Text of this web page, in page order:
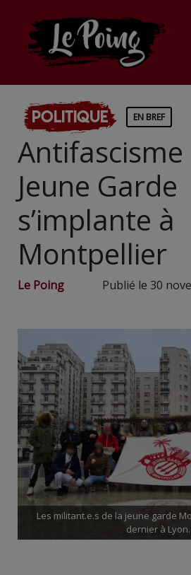
Politique EN BREF
Antifascisme
Jeune Garde
s’implante à
Montpellier
Le Poing Publié le 30
Les militant.e.s de la jeune garde
dernier à Lyon.